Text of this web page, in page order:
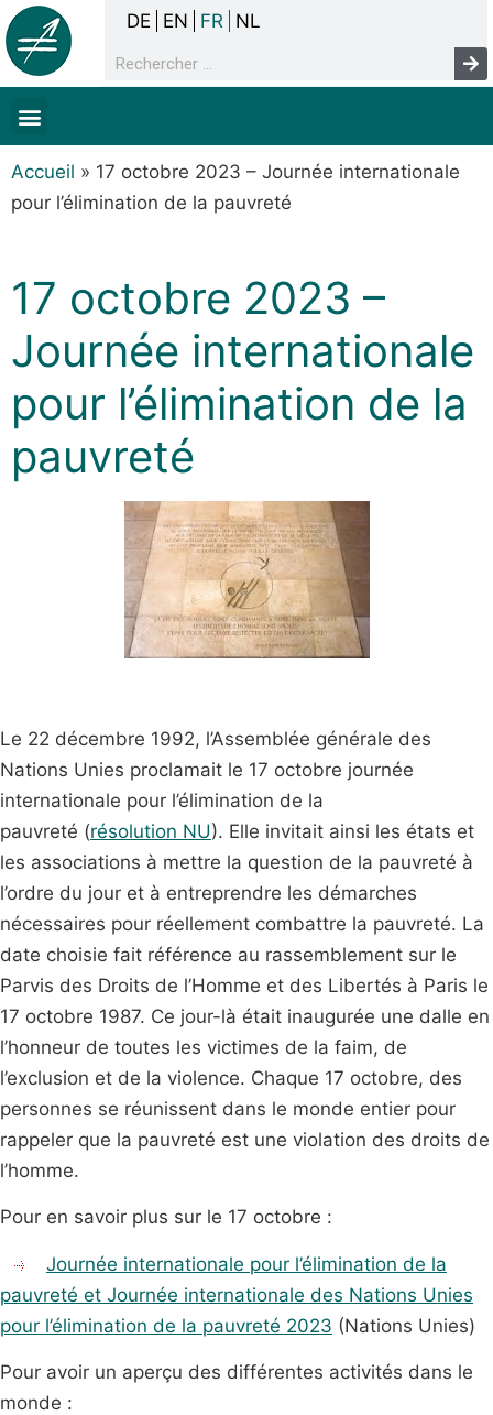
DE EN FR NL
Accueil » 17 octobre 2023 – Journée internationale
pour l’élimination de la pauvreté
17 octobre 2023 –
Journée internationale
pour l’élimination de la
pauvreté
Le 22 décembre 1992, l’Assemblée générale des
Nations Unies proclamait le 17 octobre journée
internationale pour l’élimination de la
pauvreté (résolution NU). Elle invitait ainsi les états et
les associations à mettre la question de la pauvreté à
l’ordre du jour et à entreprendre les démarches
nécessaires pour réellement combattre la pauvreté. La
date choisie fait référence au rassemblement sur le
Parvis des Droits de l’Homme et des Libertés à Paris le
17 octobre 1987. Ce jour-là était inaugurée une dalle en
l’honneur de toutes les victimes de la faim, de
l’exclusion et de la violence. Chaque 17 octobre, des
personnes se réunissent dans le monde entier pour
rappeler que la pauvreté est une violation des droits de
l’homme.
Pour en savoir plus sur le 17 octobre :
Journée internationale pour l’élimination de la
pauvreté et Journée internationale des Nations Unies
pour l’élimination de la pauvreté 2023 (Nations Unies)
Pour avoir un aperçu des différentes activités dans le
monde :